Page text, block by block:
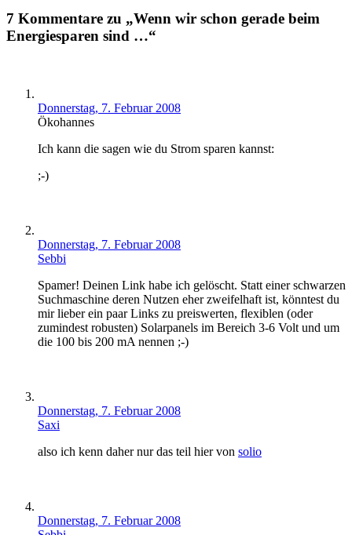
7 Kommentare zu „Wenn wir schon gerade beim
Energiesparen sind …“
Donnerstag, 7. Februar 2008
Ökohannes
Ich kann die sagen wie du Strom sparen kannst:
;-)
Donnerstag, 7. Februar 2008
Sebbi
Spamer! Deinen Link habe ich gelöscht. Statt einer schwarzen
Suchmaschine deren Nutzen eher zweifelhaft ist, könntest du
mir lieber ein paar Links zu preiswerten, flexiblen (oder
zumindest robusten) Solarpanels im Bereich 3-6 Volt und um
die 100 bis 200 mA nennen ;-)
Donnerstag, 7. Februar 2008
Saxi
also ich kenn daher nur das teil hier von solio
Donnerstag, 7. Februar 2008